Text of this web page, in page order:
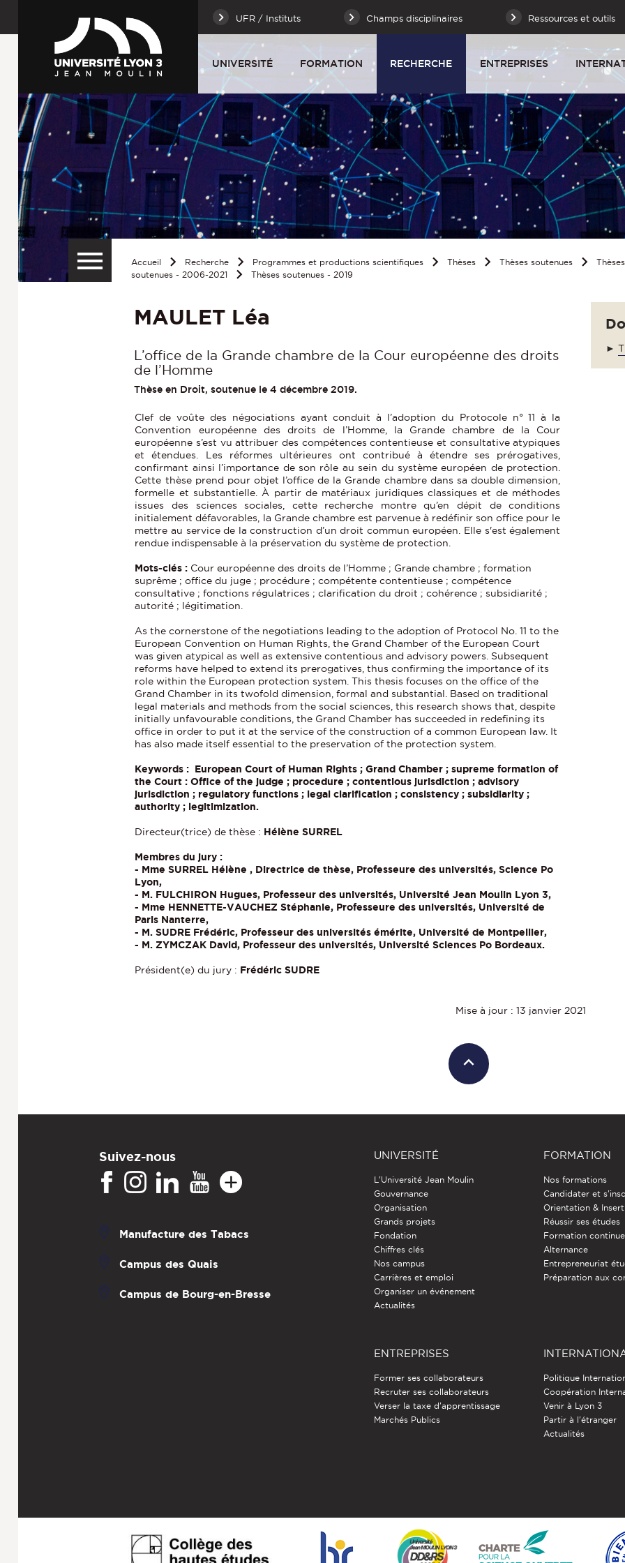
UFR / Instituts Champs disciplinaires Ressources et outils
UNIVERSITÉ FORMATION RECHERCHE ENTREPRISES
Accueil Recherche Programmes et productions scientifiques Thèses Thèses soutenues
Thèses
soutenues - 2006-2021
Thèses soutenues - 2019
MAULET Léa
L’office de la Grande chambre de la Cour européenne des droits
de l’Homme
Thèse en Droit, soutenue le 4 décembre 2019.
Clef de voûte des négociations ayant conduit à l’adoption du Protocole n° 11 à la
Convention européenne des droits de l’Homme, la Grande chambre de la Cour
européenne s’est vu attribuer des compétences contentieuse et consultative atypiques
et étendues. Les réformes ultérieures ont contribué à étendre ses prérogatives,
confirmant ainsi l’importance de son rôle au sein du système européen de protection.
Cette thèse prend pour objet l’office de la Grande chambre dans sa double dimension,
formelle et substantielle. À partir de matériaux juridiques classiques et de méthodes
issues des sciences sociales, cette recherche montre qu’en dépit de conditions
initialement défavorables, la Grande chambre est parvenue à redéfinir son office pour le
mettre au service de la construction d’un droit commun européen. Elle s'est également
rendue indispensable à la préservation du système de protection.
Mots-clés : Cour européenne des droits de l’Homme ; Grande chambre ; formation
suprême ; office du juge ; procédure ; compétente contentieuse ; compétence
consultative ; fonctions régulatrices ; clarification du droit ; cohérence ; subsidiarité ;
autorité ; légitimation.
As the cornerstone of the negotiations leading to the adoption of Protocol No. 11 to the
European Convention on Human Rights, the Grand Chamber of the European Court
was given atypical as well as extensive contentious and advisory powers. Subsequent
reforms have helped to extend its prerogatives, thus confirming the importance of its
role within the European protection system. This thesis focuses on the office of the
Grand Chamber in its twofold dimension, formal and substantial. Based on traditional
legal materials and methods from the social sciences, this research shows that, despite
initially unfavourable conditions, the Grand Chamber has succeeded in redefining its
office in order to put it at the service of the construction of a common European law. It
has also made itself essential to the preservation of the protection system.
Keywords : European Court of Human Rights ; Grand Chamber ; supreme formation of
the Court : Office of the judge ; procedure ; contentious jurisdiction ; advisory
jurisdiction ; regulatory functions ; legal clarification ; consistency ; subsidiarity ;
authority ; legitimization.
Directeur(trice) de thèse : Hélène SURREL
Membres du jury :
- Mme SURREL Hélène , Directrice de thèse, Professeure des universités, Science Po
Lyon,
- M. FULCHIRON Hugues, Professeur des universités, Université Jean Moulin Lyon 3,
- Mme HENNETTE-VAUCHEZ Stéphanie, Professeure des universités, Université de
Paris Nanterre,
- M. SUDRE Frédéric, Professeur des universités émérite, Université de Montpellier,
- M. ZYMCZAK David, Professeur des universités, Université Sciences Po Bordeaux.
Président(e) du jury : Frédéric SUDRE
►
Mise à jour : 13 janvier 2021
Suivez-nous
Manufacture des Tabacs
Campus des Quais
Campus de Bourg-en-Bresse
UNIVERSITÉ
L'Université Jean Moulin
Gouvernance
Organisation
Grands projets
Fondation
Chiffres clés
Nos campus
Carrières et emploi
Organiser un événement
Actualités
FORMATION
Nos formations
Candidater et
Orientation &
Réussir ses études
Formation continue
Alternance
Entrepreneuriat
Préparation aux
ENTREPRISES
Former ses collaborateurs
Recruter ses collaborateurs
Verser la taxe d'apprentissage
Marchés Publics
Politique
Coopération
Venir à Lyon 3
Partir à l'étranger
Actualités